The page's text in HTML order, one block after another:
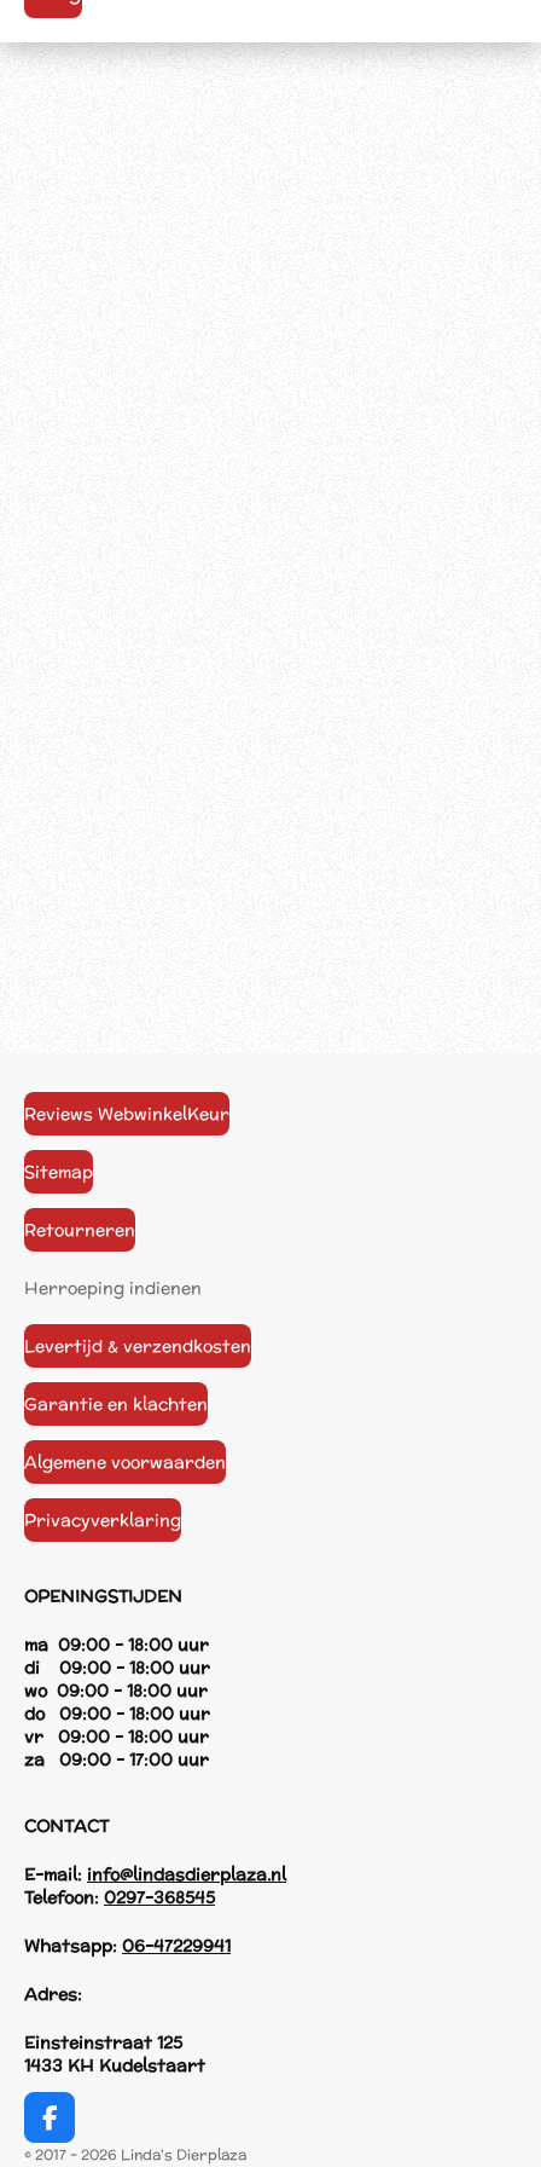
Reviews WebwinkelKeur
Sitemap
Retourneren
Herroeping indienen
Levertijd & verzendkosten
Garantie en klachten
Algemene voorwaarden
Privacyverklaring
OPENINGSTIJDEN
ma 09:00 - 18:00 uur
di 09:00 - 18:00 uur
wo 09:00 - 18:00 uur
do 09:00 - 18:00 uur
vr 09:00 - 18:00 uur
za 09:00 - 17:00 uur
CONTACT
E-mail: info@lindasdierplaza.nl
Telefoon: 0297-368545
Whatsapp: 06-47229941
Adres:
Einsteinstraat 125
1433 KH Kudelstaart
F
a
© 2017 - 2026 Linda's Dierplaza